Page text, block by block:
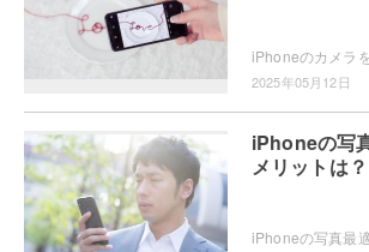
2025年05月12日
iPhoneの写
メリットは？